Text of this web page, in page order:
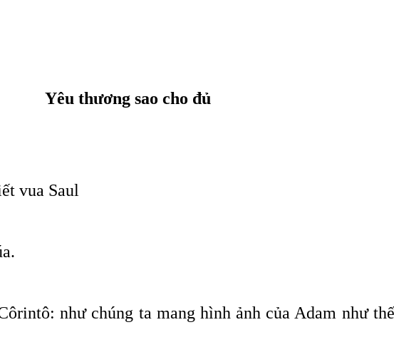
Yêu thương sao cho đủ
vua Saul
như chúng ta mang hình ảnh của Adam như